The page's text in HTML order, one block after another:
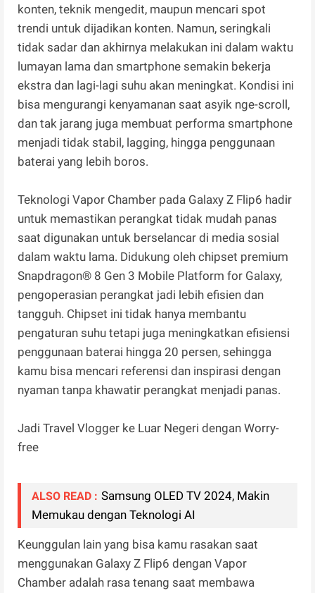
konten, teknik mengedit, maupun mencari spot
trendi untuk dijadikan konten. Namun, seringkali
tidak sadar dan akhirnya melakukan ini dalam waktu
lumayan lama dan smartphone semakin bekerja
ekstra dan lagi-lagi suhu akan meningkat. Kondisi ini
bisa mengurangi kenyamanan saat asyik nge-scroll,
dan tak jarang juga membuat performa smartphone
menjadi tidak stabil, lagging, hingga penggunaan
baterai yang lebih boros.
Teknologi Vapor Chamber pada Galaxy Z Flip6 hadir
untuk memastikan perangkat tidak mudah panas
saat digunakan untuk berselancar di media sosial
dalam waktu lama. Didukung oleh chipset premium
Snapdragon® 8 Gen 3 Mobile Platform for Galaxy,
pengoperasian perangkat jadi lebih efisien dan
tangguh. Chipset ini tidak hanya membantu
pengaturan suhu tetapi juga meningkatkan efisiensi
penggunaan baterai hingga 20 persen, sehingga
kamu bisa mencari referensi dan inspirasi dengan
nyaman tanpa khawatir perangkat menjadi panas.
Jadi Travel Vlogger ke Luar Negeri dengan Worry-
free
ALSO READ : Samsung OLED TV 2024, Makin
Memukau dengan Teknologi AI
Keunggulan lain yang bisa kamu rasakan saat
menggunakan Galaxy Z Flip6 dengan Vapor
Chamber adalah rasa tenang saat membawa